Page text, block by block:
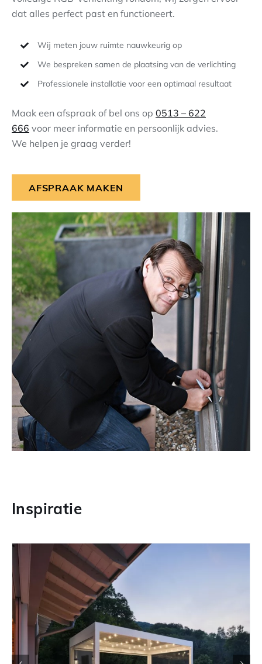
dat alles perfect past en functioneert.
Wij meten jouw ruimte nauwkeurig op
We bespreken samen de plaatsing van de verlichting
Professionele installatie voor een optimaal resultaat
Maak een afspraak of bel ons op 0513 – 622
666 voor meer informatie en persoonlijk advies.
We helpen je graag verder!
AFSPRAAK MAKEN
Inspiratie